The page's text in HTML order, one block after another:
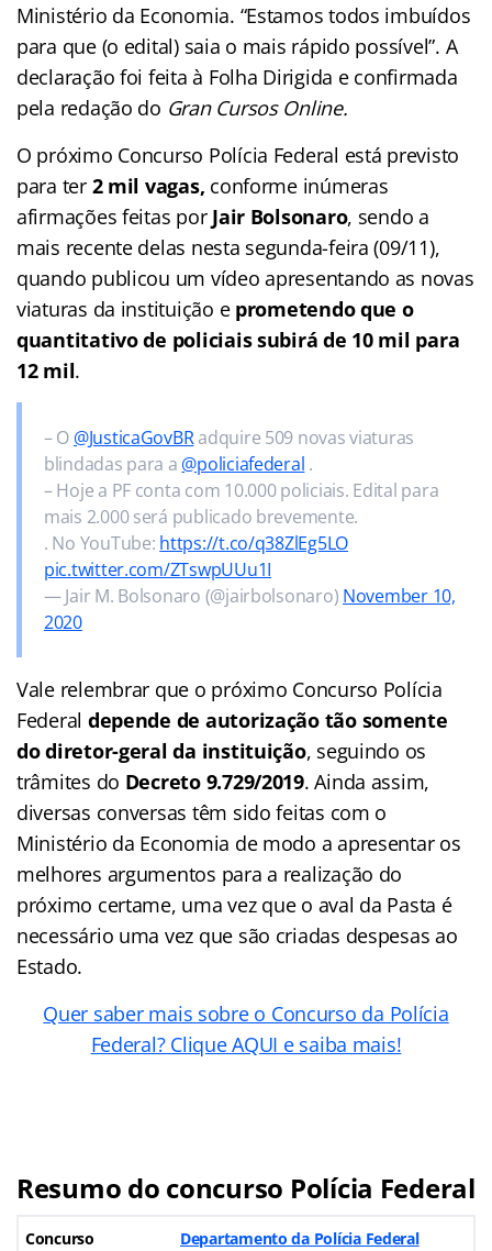
Ministério da Economia. “Estamos todos imbuídos
para que (o edital) saia o mais rápido possível”. A
declaração foi feita à Folha Dirigida e confirmada
pela redação do Gran Cursos Online.
O próximo Concurso Polícia Federal está previsto
para ter 2 mil vagas, conforme inúmeras
afirmações feitas por Jair Bolsonaro, sendo a
mais recente delas nesta segunda-feira (09/11),
quando publicou um vídeo apresentando as novas
viaturas da instituição eprometendo que o
quantitativo de policiais subirá de 10 mil para
12 mil.
– O @JusticaGovBRadquire 509 novas viaturas
blindadas para a @policiafederal .
– Hoje a PF conta com 10.000 policiais. Edital para
mais 2.000 será publicado brevemente.
. No YouTube: https://t.co/q38ZlEg5LO
pic.twitter.com/ZTswpUUu1I
— Jair M. Bolsonaro (@jairbolsonaro) November 10,
2020
Vale relembrar que o próximo Concurso Polícia
Federal depende de autorização tão somente
do diretor-geral da instituição, seguindo os
trâmites do Decreto 9.729/2019. Ainda assim,
diversas conversas têm sido feitas com o
Ministério da Economia de modo a apresentar os
melhores argumentos para a realização do
próximo certame, uma vez que o aval da Pasta é
necessário uma vez que são criadas despesas ao
Estado.
Quer saber mais sobre o Concurso da Polícia
Federal? Clique AQUI e saiba mais!
Resumo do concurso Polícia Federal
Concurso Departamento da Polícia Federal